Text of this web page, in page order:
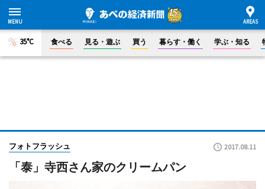
35°C 食べる 見る・遊ぶ 買う 暮らす・働く 学ぶ・知る
フォトフラッシュ 2017.08.11
「泰」寺西さん家のクリームパン